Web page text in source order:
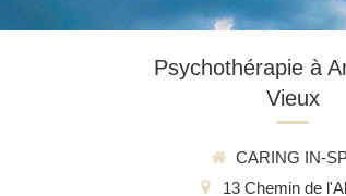
Psychothérapie à
Vieux
CARING IN-
13 Chemin de